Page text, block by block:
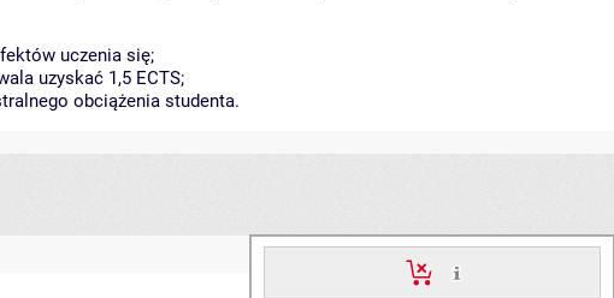
uczenia się;
uzyskać 1,5 ECTS;
obciążenia studenta.